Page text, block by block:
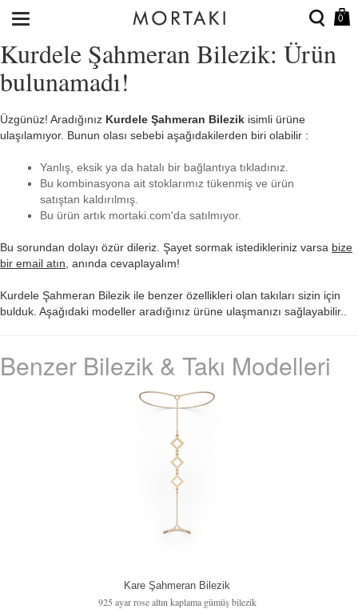
0
Kurdele Şahmeran Bilezik: Ürün
bulunamadı!
Üzgünüz! Aradığınız Kurdele Şahmeran Bilezik isimli ürüne
ulaşılamıyor. Bunun olası sebebi aşağıdakilerden biri olabilir :
Yanlış, eksik ya da hatalı bir bağlantıya tıkladınız.
Bu kombinasyona ait stoklarımız tükenmiş ve ürün
satıştan kaldırılmış.
Bu ürün artık mortaki.com'da satılmıyor.
Bu sorundan dolayı özür dileriz. Şayet sormak istedikleriniz varsa bize
bir email atın , anında cevaplayalım!
Kurdele Şahmeran Bilezik ile benzer özellikleri olan takıları sizin için
bulduk. Aşağıdaki modeller aradığınız ürüne ulaşmanızı sağlayabilir..
Benzer Bilezik & Takı Modelleri
Kare Şahmeran Bilezik
925 ayar rose altın kaplama gümüş bilezik